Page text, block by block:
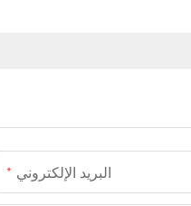
البريد الإلكتروني